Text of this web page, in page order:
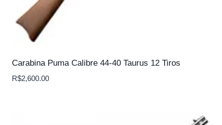
Carabina Puma Calibre 44-40 Taurus 12 Tiros
R$2,600.00